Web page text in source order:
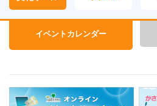
イベントカレンダー